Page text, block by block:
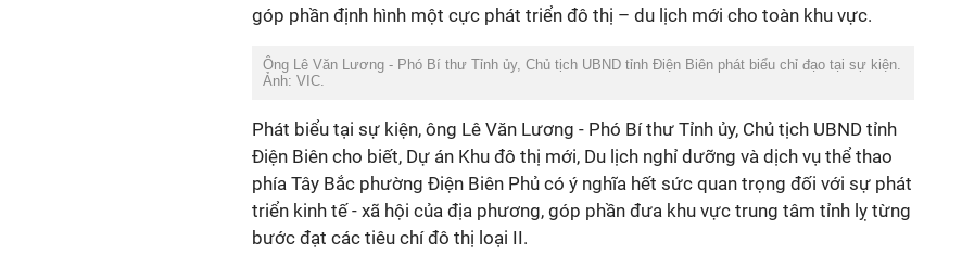
góp phần định hình một cực phát triển đô thị – du lịch mới cho toàn khu vực.
Ông Lê Văn Lương - Phó Bí thư Tỉnh ủy, Chủ tịch UBND tỉnh Điện Biên phát biểu chỉ đạo tại sự kiện.
Ảnh: VIC.
Phát biểu tại sự kiện, ông Lê Văn Lương - Phó Bí thư Tỉnh ủy, Chủ tịch UBND tỉnh
Điện Biên cho biết, Dự án Khu đô thị mới, Du lịch nghỉ dưỡng và dịch vụ thể thao
phía Tây Bắc phường Điện Biên Phủ có ý nghĩa hết sức quan trọng đối với sự phát
triển kinh tế - xã hội của địa phương, góp phần đưa khu vực trung tâm tỉnh lỵ từng
bước đạt các tiêu chí đô thị loại II.